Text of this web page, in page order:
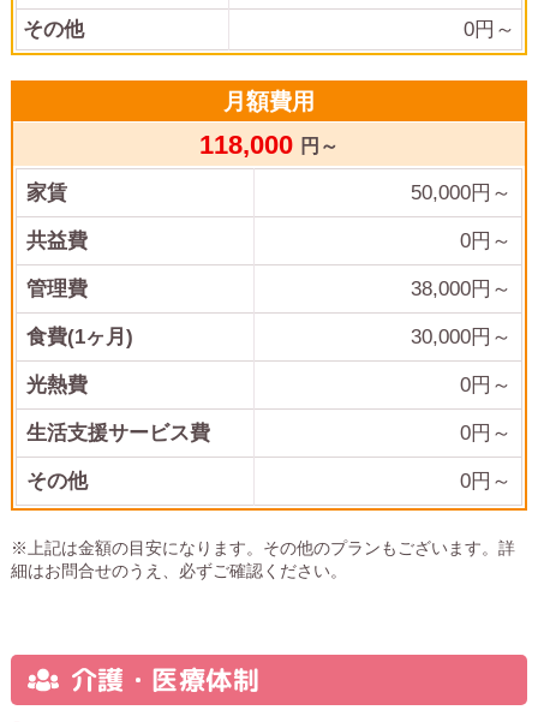
その他 0円～
月額費用
118,000 円～
家賃 50,000円～
共益費 0円～
管理費 38,000円～
食費(1ヶ月) 30,000円～
光熱費 0円～
生活支援サービス費 0円～
その他 0円～
※上記は金額の目安になります。その他のプランもございます。詳
細はお問合せのうえ、必ずご確認ください。
介護・医療体制